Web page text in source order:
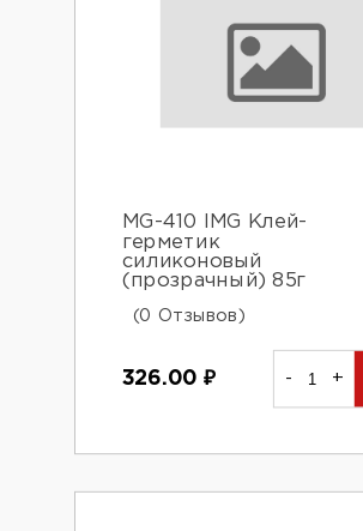
MG-410 IMG Клей-
герметик
силиконовый
(прозрачный) 85г
(0 Отзывов)
326.00 ₽ - +